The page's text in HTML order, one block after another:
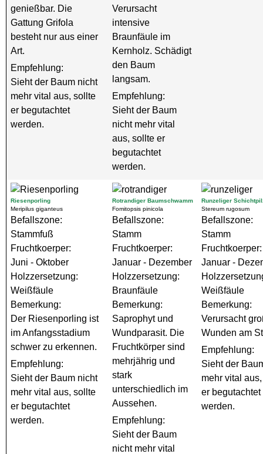
genießbar. Die
Gattung Grifola
besteht nur aus einer
Art.
Empfehlung:
Sieht der Baum nicht
mehr vital aus, sollte
er begutachtet
werden.
Verursacht
intensive
Braunfäule im
Kernholz. Schädigt
den Baum
langsam.
Empfehlung:
Sieht der Baum
nicht mehr vital
aus, sollte er
begutachtet
werden.
Riesenporling
Meripilus giganteus
Befallszone:
Stammfuß
Fruchtkoerper:
Juni - Oktober
Holzzersetzung:
Weißfäule
Bemerkung:
Der Riesenporling ist
im Anfangsstadium
schwer zu erkennen.
Empfehlung:
Sieht der Baum nicht
mehr vital aus, sollte
er begutachtet
werden.
Rotrandiger Baumschwamm
Fomitopsis pinicola
Befallszone:
Stamm
Fruchtkoerper:
Januar - Dezember
Holzzersetzung:
Braunfäule
Bemerkung:
Saprophyt und
Wundparasit. Die
Fruchtkörper sind
mehrjährig und
stark
unterschiedlich im
Aussehen.
Empfehlung:
Sieht der Baum
nicht mehr vital
Runzeliger
Stereum rugosum
Befallszone:
Stamm
Fruchtkoerper:
Januar -
Weißfäule
Bemerkung:
Verursacht
Wunden am
Empfehlung:
Sieht der
mehr vital
er begutachtet
werden.